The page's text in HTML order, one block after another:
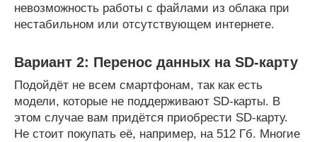
невозможность работы с файлами из облака при
нестабильном или отсутствующем интернете.
Вариант 2: Перенос данных на SD-карту
Подойдёт не всем смартфонам, так как есть
модели, которые не поддерживают SD-карты. В
этом случае вам придётся приобрести SD-карту.
Не стоит покупать её, например, на 512 Гб. Многие